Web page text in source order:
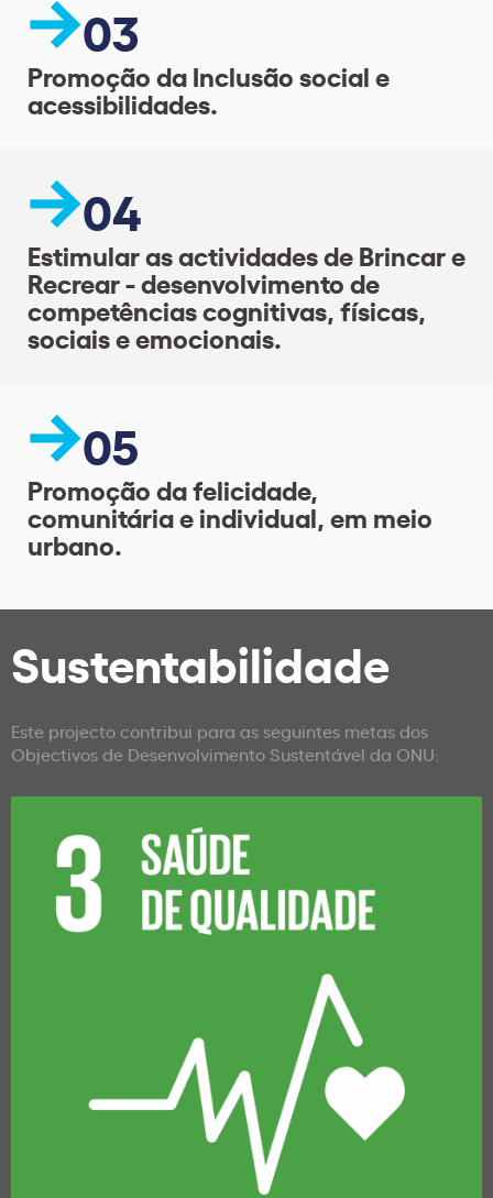
03
Promoção da Inclusão social e
acessibilidades.
04
Estimular as actividades de Brincar e
Recrear - desenvolvimento de
competências cognitivas, físicas,
sociais e emocionais.
05
Promoção da felicidade,
comunitária e individual, em meio
urbano.
Sustentabilidade
Este projecto contribui para as seguintes metas dos
Objectivos de Desenvolvimento Sustentável da ONU: